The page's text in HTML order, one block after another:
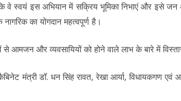
वे स्वयं इस अभियान में सक्रिय भूमिका निभाएं और इसे
का योगदान महत्वपूर्ण है।
आमजन और व्यवसायियों को होने वाले लाभ के बारे में
मंत्री डॉ. धन सिंह रावत, रेखा आर्या, विधायकगण एवं